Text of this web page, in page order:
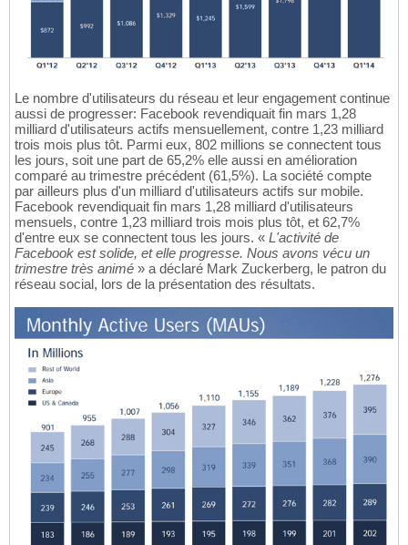
Le nombre d'utilisateurs du réseau et leur engagement continue
aussi de progresser: Facebook revendiquait fin mars 1,28
milliard d'utilisateurs actifs mensuellement, contre 1,23 milliard
trois mois plus tôt. Parmi eux, 802 millions se connectent tous
les jours, soit une part de 65,2% elle aussi en amélioration
comparé au trimestre précédent (61,5%). La société compte
par ailleurs plus d'un milliard d'utilisateurs actifs sur mobile.
Facebook revendiquait fin mars 1,28 milliard d'utilisateurs
mensuels, contre 1,23 milliard trois mois plus tôt, et 62,7%
d'entre eux se connectent tous les jours. « L'activité de
Facebook est solide, et elle progresse. Nous avons vécu un
trimestre très animé » a déclaré Mark Zuckerberg, le patron du
réseau social, lors de la présentation des résultats.